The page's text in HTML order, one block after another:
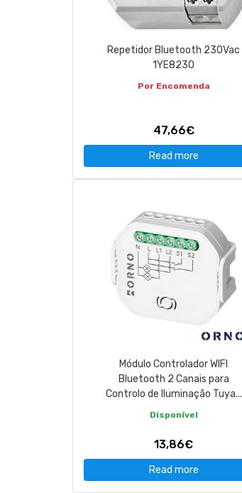
Repetidor Bluetooth 230Vac
1YE8230
Por Encomenda
47,66€
Read more
Módulo Controlador WIFI
Bluetooth 2 Canais para
Controlo de Iluminação Tuya...
Disponível
13,86€
Read more